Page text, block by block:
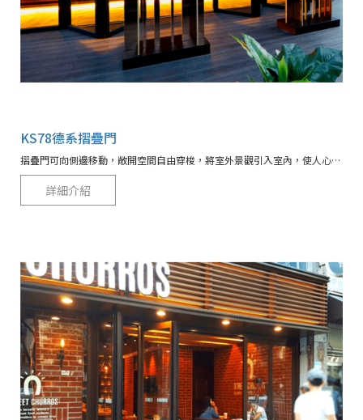
KS78德系摺疊門
摺疊門可向側邊移動，敞開空間自由穿梭，將室外景觀引入室內，使人心曠神怡的全新感受。
詳細介紹